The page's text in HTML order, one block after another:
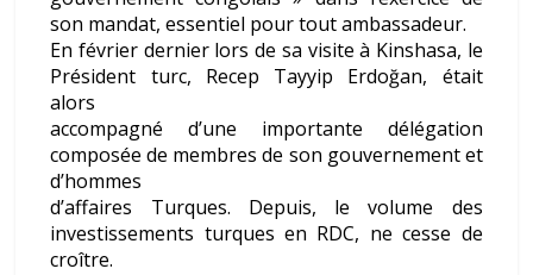
son mandat, essentiel pour tout ambassadeur.
En février dernier lors de sa visite à Kinshasa, le
Président turc, Recep Tayyip Erdoğan, était
alors
accompagné d’une importante délégation
composée de membres de son gouvernement et
d’hommes
d’affaires Turques. Depuis, le volume des
investissements turques en RDC, ne cesse de
croître.